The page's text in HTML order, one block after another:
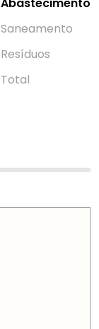
Abastecimento
Saneamento
Resí­duos
Total